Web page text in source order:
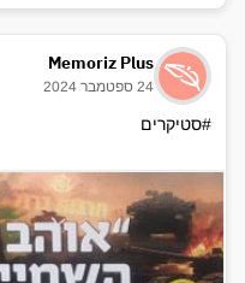
Memoriz Plus
24 ספטמבר 2024
#סטיקרים